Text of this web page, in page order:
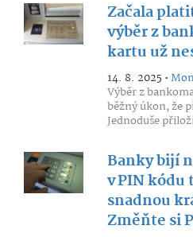
Začala
výběr z
kartu už
14. 8. 2025 •
Výběr z
běžný úkon, že
Jednoduše
Banky bijí
v PIN
snadnou
Změňte si